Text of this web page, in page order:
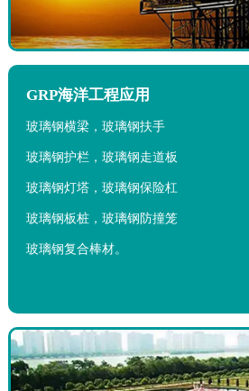
GRP海洋工程应用
玻璃钢横梁，玻璃钢扶手
玻璃钢护栏，玻璃钢走道板
玻璃钢灯塔，玻璃钢保险杠
玻璃钢板桩，玻璃钢防撞笼
玻璃钢复合棒材。